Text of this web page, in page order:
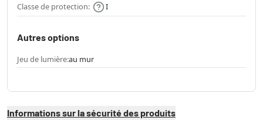
Classe de protection:
I
Autres options
Jeu de lumière:au mur
Informations sur la sécurité des produits